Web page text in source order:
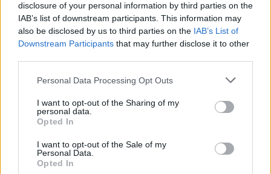
disclosure of your personal information by third parties on the
IAB’s list of downstream participants. This information may
also be disclosed by us to third parties on the IAB’s List of
Downstream Participants that may further disclose it to other
Personal Data Processing Opt Outs
I want to opt-out of the Sharing of my
personal data.
Opted In
I want to opt-out of the Sale of my
Personal Data.
Opted In
Διάβασε σχετικά
Κώστας Τζιούμης: Αξέχαστη βραδιά...